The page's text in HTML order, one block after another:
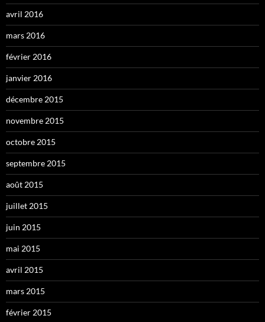
avril 2016
mars 2016
février 2016
janvier 2016
décembre 2015
novembre 2015
octobre 2015
septembre 2015
août 2015
juillet 2015
juin 2015
mai 2015
avril 2015
mars 2015
février 2015